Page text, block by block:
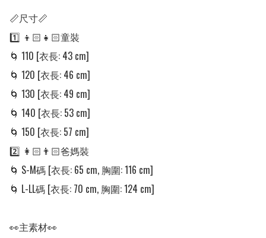
📏尺寸📏
1️⃣ 👦🏻👧🏻童裝
🌀 110 [衣長: 43 cm]
🌀 120 [衣長: 46 cm]
🌀 130 [衣長: 49 cm]
🌀 140 [衣長: 53 cm]
🌀 150 [衣長: 57 cm]
2️⃣ 👩🏻👨🏻爸媽裝
🌀 S-M碼 [衣長: 65 cm, 胸圍: 116 cm]
🌀 L-LL碼 [衣長: 70 cm, 胸圍: 124 cm]
👀主素材👀